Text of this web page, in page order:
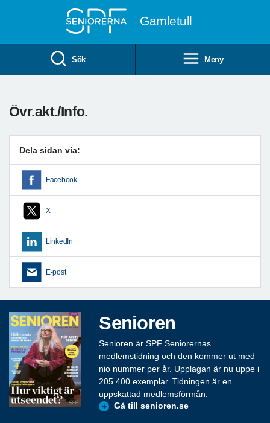
Gamletull
Sök Meny
Övr.akt./Info.
Dela sidan via:
Facebook
X
LinkedIn
E-post
Senioren
Senioren är SPF Seniorernas
medlemstidning och den kommer ut med
nio nummer per år. Upplagan är nu uppe i
205 400 exemplar. Tidningen är en
uppskattad medlemsförmån.
Gå till senioren.se